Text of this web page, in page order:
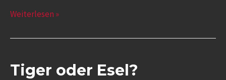
Weiterlesen »
Tiger oder Esel?